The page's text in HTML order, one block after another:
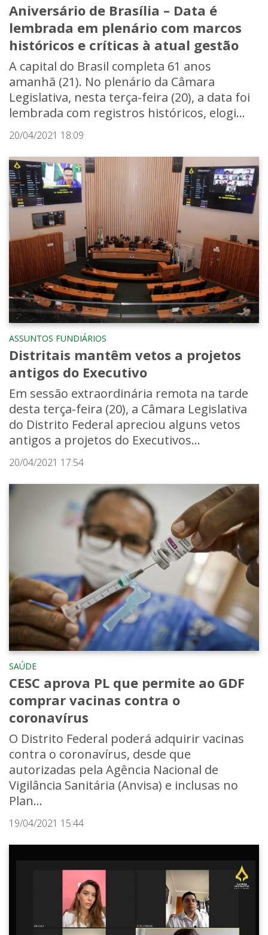
Aniversário de Brasília – Data é
lembrada em plenário com marcos
históricos e críticas à atual gestão
A capital do Brasil completa 61 anos
amanhã (21). No plenário da Câmara
Legislativa, nesta terça-feira (20), a data foi
lembrada com registros históricos, elogi...
20/04/2021 18:09
ASSUNTOS FUNDIÁRIOS
Distritais mantêm vetos a projetos
antigos do Executivo
Em sessão extraordinária remota na tarde
desta terça-feira (20), a Câmara Legislativa
do Distrito Federal apreciou alguns vetos
antigos a projetos do Executivos...
20/04/2021 17:54
SAÚDE
CESC aprova PL que permite ao GDF
comprar vacinas contra o
coronavírus
O Distrito Federal poderá adquirir vacinas
contra o coronavírus, desde que
autorizadas pela Agência Nacional de
Vigilância Sanitária (Anvisa) e inclusas no
Plan...
19/04/2021 15:44